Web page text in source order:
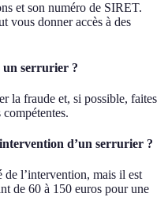
et son numéro de SIRET.
vous donner accès à des
un serrurier ?
la fraude et, si possible, faites
d’un serrurier ?
l’intervention, mais il est
de 60 à 150 euros pour une